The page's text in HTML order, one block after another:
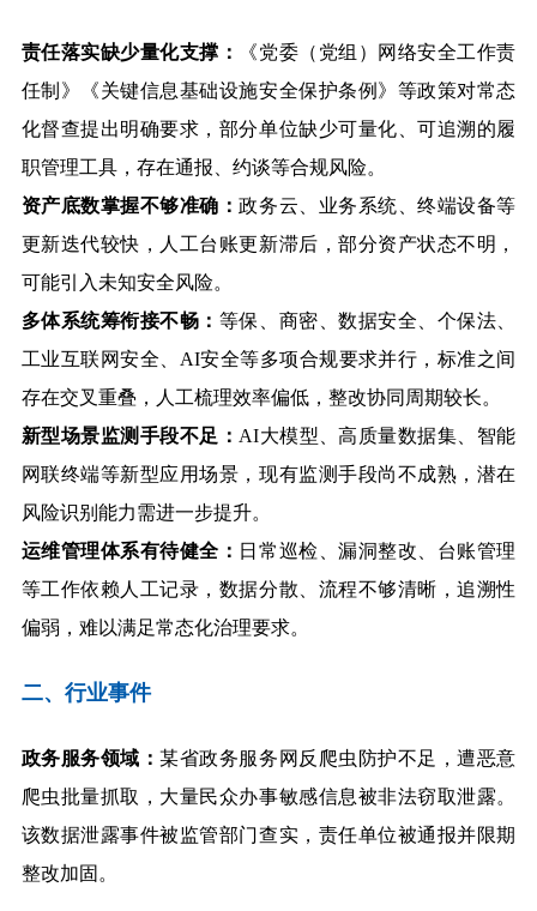
责任落实缺少量化支撑：
《党委（党组）网络安全工作责
任制》
《关键信息基础设施安全保护条例》 等政策对常态
化督查提出明确要求，部分单位缺少可量化、可追溯的履
职管理工具，存在通报、约谈等合规风险。
资产底数掌握不够准确：政务云、业务系统、终端设备等
更新迭代较快，人工台账更新滞后，部分资产状态不明，
可能引入未知安全风险。
多体系统筹衔接不畅： 等保、商密、数据安全、个保法、
工业互联网安全、AI安全等多项合规要求并行，标准之间
存在交叉重叠，人工梳理效率偏低，整改协同周期较长。
新型场景监测手段不足： AI大模型、高质量数据集、智能
网联终端等新型应用场景，现有监测手段尚不成熟，潜在
风险识别能力需进一步提升。
运维管理体系有待健全： 日常巡检、漏洞整改、台账管理
等工作依赖人工记录，数据分散、流程不够清晰，追溯性
偏弱，难以满足常态化治理要求。
二、行业事件
政务服务领域：某省政务服务网反爬虫防护不足，遭恶意
爬虫批量抓取，大量民众办事敏感信息被非法窃取泄露。
该数据泄露事件被监管部门查实，责任单位被通报并限期
整改加固。